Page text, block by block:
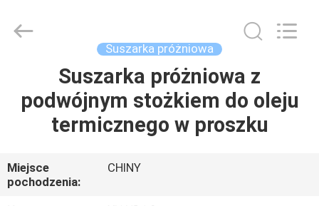
PRODUKTY
O
NAS
Technology
Suszarka próżniowa
Suszarka próżniowa z
podwójnym stożkiem do oleju
termicznego w proszku
Miejsce
pochodzenia:
CHINY